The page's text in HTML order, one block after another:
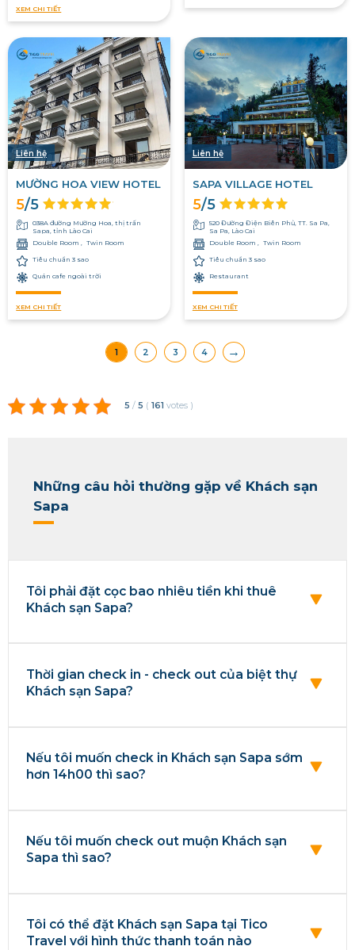
XEM CHI TIẾT
Liên hệ
MƯỜNG HOA VIEW HOTEL
5/5
038A đường Mường Hoa, thị trấn
Sapa, tỉnh Lào Cai
Double Room
Twin Room
Tiêu chuẩn 3 sao
Quán cafe ngoài trời
XEM CHI TIẾT
Liên hệ
SAPA VILLAGE HOTEL
5/5
520 Đường Điện Biên Phủ, TT. Sa Pa,
Sa Pa, Lào Cai
Double Room
Twin Room
Tiêu chuẩn 3 sao
Restaurant
XEM CHI TIẾT
1 2 3 4 →
5 / 5 ( 161 votes )
Những câu hỏi thường gặp về Khách sạn
Sapa
Tôi phải đặt cọc bao nhiêu tiền khi thuê
Khách sạn Sapa?
Thời gian check in - check out của biệt thự
Khách sạn Sapa?
Nếu tôi muốn check in Khách sạn Sapa sớm
hơn 14h00 thì sao?
Nếu tôi muốn check out muộn Khách sạn
Sapa thì sao?
Tôi có thể đặt Khách sạn Sapa tại Tico
Travel với hình thức thanh toán nào